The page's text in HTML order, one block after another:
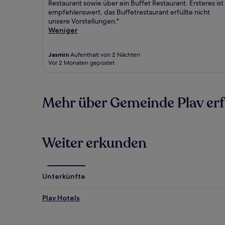
Restaurant sowie über ein Buffet Restaurant. Ersteres ist
empfehlenswert, das Buffetrestaurant erfüllte nicht
unsere Vorstellungen."
Weniger
Jasmin Aufenthalt von 2 Nächten
Vor 2 Monaten gepostet
Mehr über Gemeinde Plav
Weiter erkunden
Unterkünfte
Plav Hotels